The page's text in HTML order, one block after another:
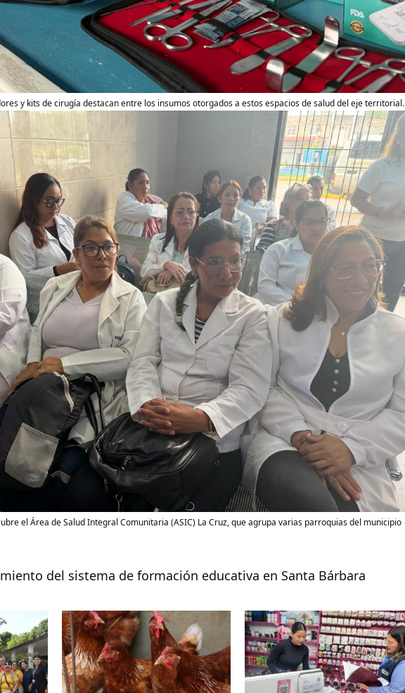
y kits de cirugía destacan entre los insumos otorgados a estos espacios de salud del eje territorial.
el Área de Salud Integral Comunitaria (ASIC) La Cruz, que agrupa varias parroquias del municipio
del sistema de formación educativa en Santa Bárbara